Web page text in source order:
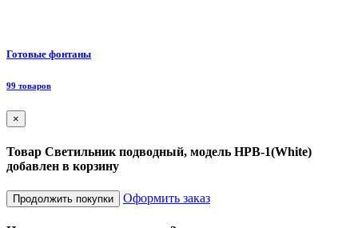
Готовые фонтаны
99 товаров
×
Товар Светильник подводный, модель HPB-1(White)
добавлен в корзину
Продолжить покупки Оформить заказ